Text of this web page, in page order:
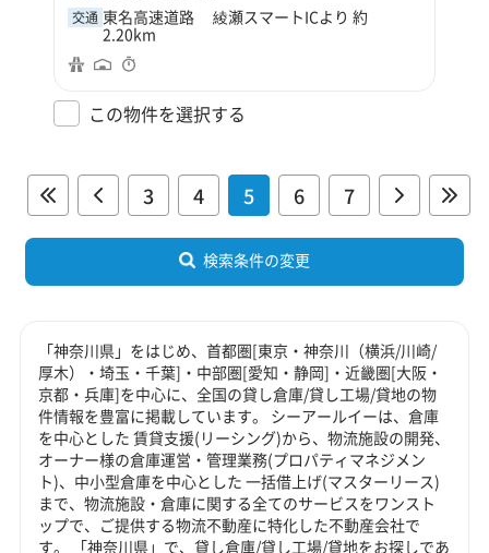
交通 東名高速道路 綾瀬スマートICより 約
2.20km
この物件を選択する
3 4 5 6 7
検索条件の変更
「神奈川県」をはじめ、首都圏[東京・神奈川（横浜/川崎/
厚木）・埼玉・千葉]・中部圏[愛知・静岡]・近畿圏[大阪・
京都・兵庫]を中心に、全国の貸し倉庫/貸し工場/貸地の物
件情報を豊富に掲載しています。 シーアールイーは、倉庫
を中心とした 賃貸支援(リーシング)から、物流施設の開発、
オーナー様の倉庫運営・管理業務(プロパティマネジメン
ト)、中小型倉庫を中心とした 一括借上げ(マスターリース)
まで、物流施設・倉庫に関する全てのサービスをワンスト
ップで、ご提供する物流不動産に特化した不動産会社で
す。 「神奈川県」で、貸し倉庫/貸し工場/貸地をお探しであ